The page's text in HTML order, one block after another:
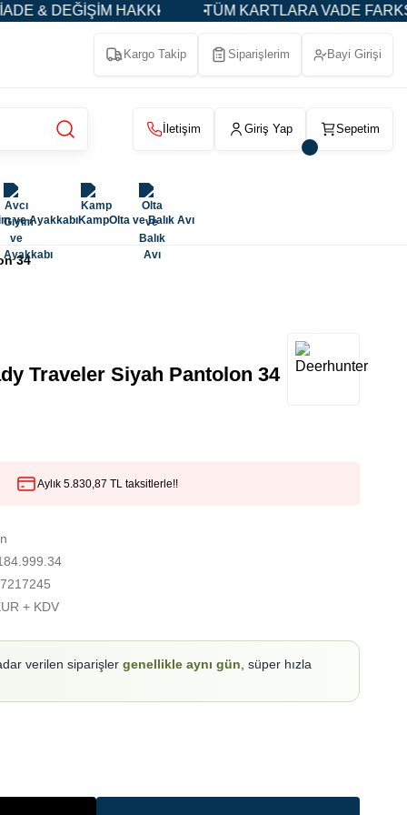
DEĞİŞİM HAKKI TÜM KARTLARA VADE FARKSIZ
Kargo Takip Siparişlerim Bayi Girişi
İletişim Giriş Yap Sepetim
ve AyakkabıKampOlta ve Balık Avı
34
Traveler Siyah Pantolon 34
Aylık 5.830,87 TL taksitlerle!!
+ KDV
verilen siparişler genellikle aynı gün , süper hızla